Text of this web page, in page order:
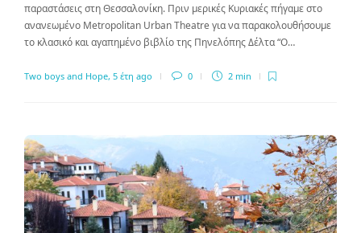
παραστάσεις στη Θεσσαλονίκη. Πριν μερικές Κυριακές πήγαμε στο
ανανεωμένο Metropolitan Urban Theatre για να παρακολουθήσουμε
το κλασικό και αγαπημένο βιβλίο της Πηνελόπης Δέλτα “Ο…
Two boys and Hope, 5 έτη ago 0 2 min